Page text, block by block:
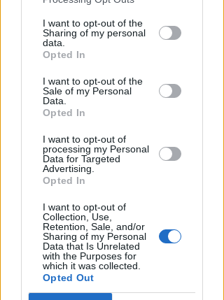
disclosure of your personal information
by third parties on the IAB’s list of
downstream participants.
by us to third parties on the IAB’s List of
Downstream Participants that may
further disclose it to other third parties.
I want to opt-out of the
Sharing of my personal
data.
Opted In
I want to opt-out of the
Sale of my Personal
Data.
Opted In
I want to opt-out of
processing my Personal
Data for Targeted
Advertising.
Opted In
I want to opt-out of
Collection, Use,
Retention, Sale, and/or
Sharing of my Personal
Data that Is Unrelated
with the Purposes for
which it was collected.
Opted Out
Giorgio: sacerdoti di Cattolica
vicini alla comunità
Redazione
NEL CUORE DI VIALE CECCARINI
Spettacoli di acqua, luci e
musica per la piazzetta del Faro
a Riccione
Redazione